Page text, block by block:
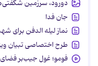
دورود، سرزمین
جان فدا
نماز لیله الدفن برای
طرح اختصاصی تبیان
فومو؛ غول جیب‌بر